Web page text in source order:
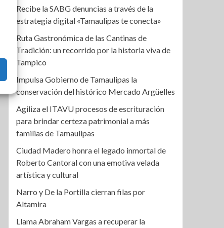
Recibe la SABG denuncias a través de la
estrategia digital «Tamaulipas te conecta»
Ruta Gastronómica de las Cantinas de
Tradición: un recorrido por la historia viva de
Tampico
Impulsa Gobierno de Tamaulipas la
conservación del histórico Mercado Argüelles
Agiliza el ITAVU procesos de escrituración
para brindar certeza patrimonial a más
familias de Tamaulipas
Ciudad Madero honra el legado inmortal de
Roberto Cantoral con una emotiva velada
artística y cultural
Narro y De la Portilla cierran filas por
Altamira
Llama Abraham Vargas a recuperar la